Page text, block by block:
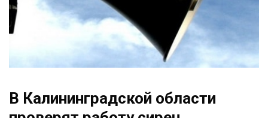
В Калининградской области